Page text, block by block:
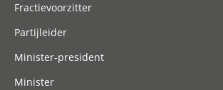
Fractievoorzitter
Partijleider
Minister-president
Minister